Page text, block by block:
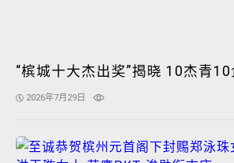
“槟城十大杰出奖”揭晓 10杰青
2026年7月29日